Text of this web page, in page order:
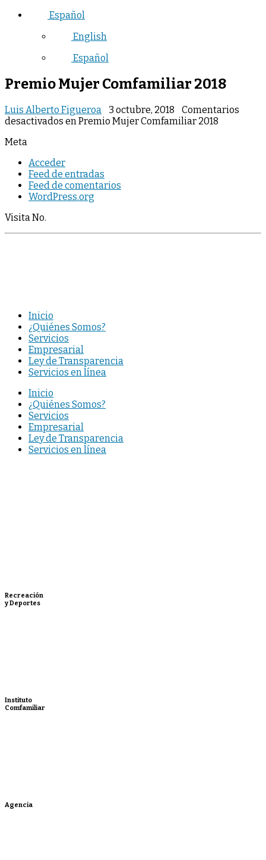
Español
English
Español
Premio Mujer Comfamiliar 2018
Luis Alberto Figueroa 3 octubre, 2018
Comentarios
desactivados en Premio Mujer Comfamiliar 2018
Meta
Acceder
Feed de entradas
Feed de comentarios
WordPress.org
Visita No.
Inicio
¿Quiénes Somos?
Servicios
Empresarial
Ley de Transparencia
Servicios en línea
Inicio
¿Quiénes Somos?
Servicios
Empresarial
Ley de Transparencia
Servicios en línea
Recreación
y Deportes
Instituto
Comfamiliar
Agencia